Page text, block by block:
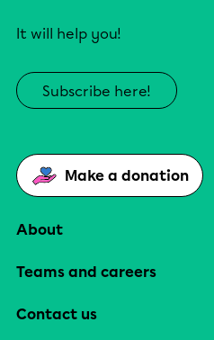
It will help you!
Subscribe here!
Make a donation
About
Teams and careers
Contact us